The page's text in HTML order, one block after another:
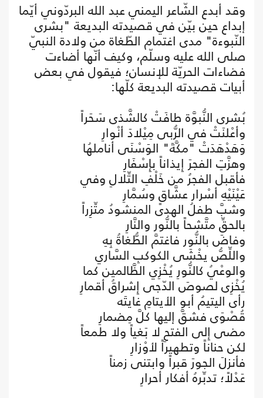
وقد أبدع الشّاعر اليمني عبد الله البردّوني أيّما
إبداع حين بيّن في قصيدته البديعة "بشرى
النّبوءة" مدى اغتمام الطّغاة من ولادة النبيّ
صلى الله عليه وسلّم، وكيف أنّها أضاءت
فضاءات الحريّة للإنسان؛ فيقول في بعض
أبيات قصيدته البديعة كلّها:
بُشرى النُّبوَّة طافَتْ كالشَّذى سَحَراً
وأعْلنَتْ في الرُّبى مِيْلادَ أنْوارِ
وَهَدْهَدَتْ "مكَّةَ" الوَسْنَى أناملهُا
وهزَّتِ الفجرَ إِيذاناً بإِسْفَارِ
فأقبل الفجرُ من خَلْفِ التِّلالِ وفي
عَيْنَيْهِ أسْرار عشَّاقٍ وسُمَّارِ
وشبَّ طفلُ الهدى المنشودُ متِّزِراً
بالحقِّ متَّشحاً بالنُّور والنَّارِ
وفاضَ بالنُّور فاغتمَّ الطُّغاةُ بِهِ
واللِّصُّ يخْشَى الكوكبِ السَّاري
والوعْيُ كالنُّورِ يُخْزِي الظَّالمين كما
يُخْزِى لصوصَ الدّجى إِشراقُ أقمارِ
رأى اليتيمُ أبو الأيتامِ غايتَه
قُصْوَى فشقَّ إليها كلَّ مِضمارِ
مضى إِلى الفتحِ لا بَغياً ولا طمعاً
لكن حناناً وتطهيراً لأوْزارِ
فأنزلَ الجورَ قبراً وابتنى زمناً
عَدْلاً؛ تدبِّرهُ أفكار أحرارِ